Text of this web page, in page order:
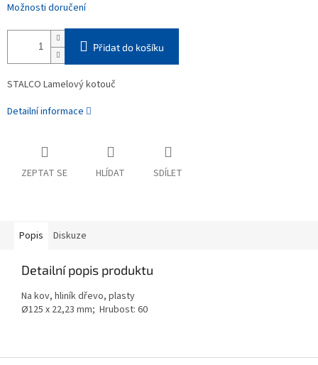
Možnosti doručení
Přidat do košíku
STALCO Lamelový kotouč
Detailní informace
ZEPTAT SE HLÍDAT SDÍLET
Popis Diskuze
Detailní popis produktu
Na kov, hliník dřevo, plasty
Ø125 x 22,23 mm; Hrubost: 60